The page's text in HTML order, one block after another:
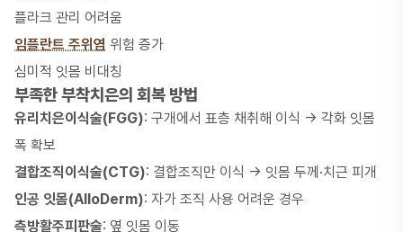
플라크 관리 어려움
임플란트 주위염 위험 증가
심미적 잇몸 비대칭
부족한 부착치은의 회복 방법
유리치은이식술(FGG): 구개에서 표층 채취해 이식 → 각화 잇몸
폭 확보
결합조직이식술(CTG): 결합조직만 이식 → 잇몸 두께·치근 피개
인공 잇몸(AlloDerm): 자가 조직 사용 어려운 경우
측방활주피판술: 옆 잇몸 이동